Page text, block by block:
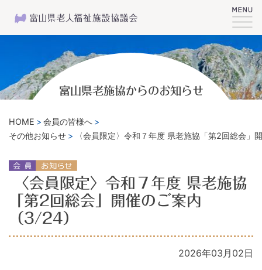
富山県老施協からのお知らせ
HOME
会員の皆様へ
その他お知らせ
〈会員限定〉令和７年度 県老施協「第2回総会」
〈会員限定〉令和７年度 県老施協
「第2回総会」開催のご案内
（3/24）
2026年03月02日